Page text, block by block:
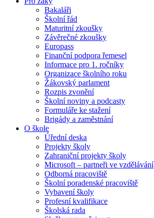
Bakaláři
Školní řád
Maturitní zkoušky
Závěrečné zkoušky
Europass
Finanční podpora řemesel
Informace pro 1. ročníky
Organizace školního roku
Žákovský parlament
Rozpis zvonění
Školní noviny a podcasty
Formuláře ke stažení
Brigády a zaměstnání
O škole
Úřední deska
Projekty školy
Zahraniční projekty školy
Microsoft – partneři ve vzdělávání
Odborná pracoviště
Školní poradenské pracoviště
Vybavení školy
Profesní kvalifikace
Školská rada